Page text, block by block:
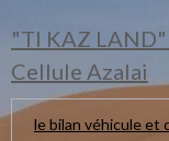
"TI KAZ
Cellule Azalai
le bilan véhicule et